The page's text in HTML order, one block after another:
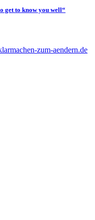
get to know you well“
zum-aendern.de